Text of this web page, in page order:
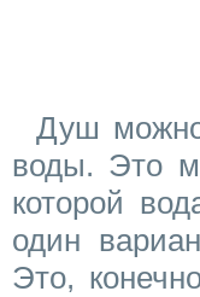
Душ можно
воды. Это
которой
один
Это,